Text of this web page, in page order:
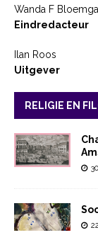
Wanda F
Eindredacteur
Ilan Roos
Uitgever
RELIGIE EN